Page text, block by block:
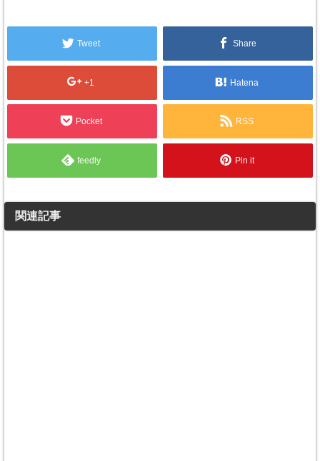
Tweet Share
+1 Hatena
Pocket RSS
feedly Pin it
関連記事